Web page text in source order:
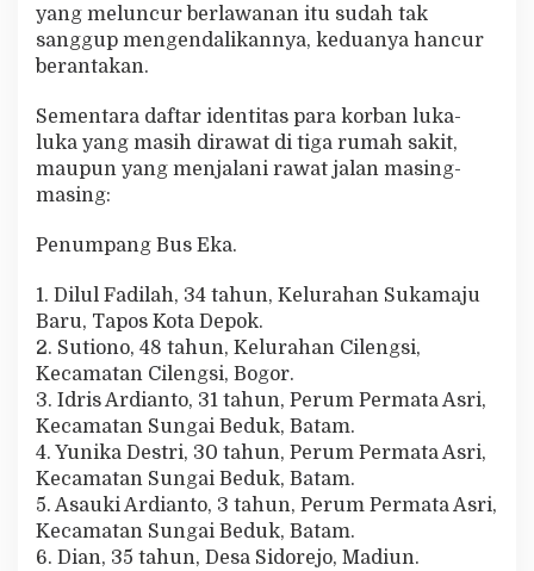
yang meluncur berlawanan itu sudah tak
sanggup mengendalikannya, keduanya hancur
berantakan.
Sementara daftar identitas para korban luka-
luka yang masih dirawat di tiga rumah sakit,
maupun yang menjalani rawat jalan masing-
masing:
Penumpang Bus Eka.
1. Dilul Fadilah, 34 tahun, Kelurahan Sukamaju
Baru, Tapos Kota Depok.
2. Sutiono, 48 tahun, Kelurahan Cilengsi,
Kecamatan Cilengsi, Bogor.
3. Idris Ardianto, 31 tahun, Perum Permata Asri,
Kecamatan Sungai Beduk, Batam.
4. Yunika Destri, 30 tahun, Perum Permata Asri,
Kecamatan Sungai Beduk, Batam.
5. Asauki Ardianto, 3 tahun, Perum Permata Asri,
Kecamatan Sungai Beduk, Batam.
6. Dian, 35 tahun, Desa Sidorejo, Madiun.